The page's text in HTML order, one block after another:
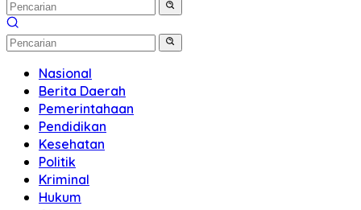
Nasional
Berita Daerah
Pemerintahaan
Pendidikan
Kesehatan
Politik
Kriminal
Hukum